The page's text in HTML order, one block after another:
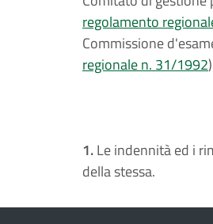
regolamento
Commissione
regionale n. 31/1992
1.Le indennità ed i
della stessa.